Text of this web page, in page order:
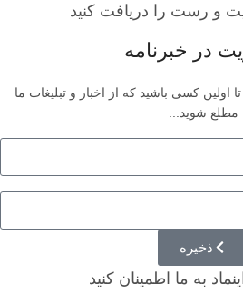
و رست را دریافت کنید
در خبرنامه
کسی باشید که از اخبار و تبلیغات ما
مطلع شوید...
ذخیره
به ما اطمینان کنید